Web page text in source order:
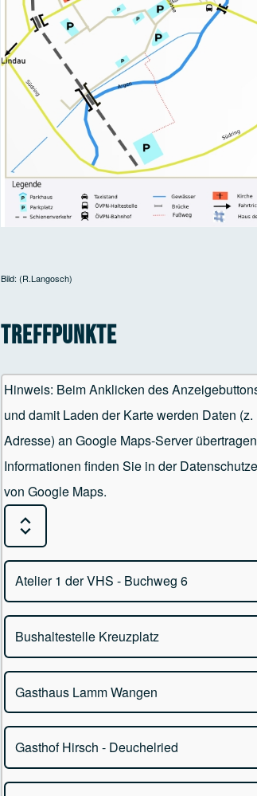
Bild: (R.Langosch)
Treffpunkte
Hinweis: Beim Anklicken des
und damit Laden der Karte werden Daten (z.
Adresse) an Google Maps-Server
Informationen finden Sie in der
von Google Maps.
Expand or Collapse all sections
Atelier 1 der VHS - Buchweg 6
Atelier 1 der VHS
Bushaltestelle Kreuzplatz
Kreuzplatz - 88239 Wangen im Allgäu
Gasthaus Lamm Wangen
Gasthaus Lamm Bindstr. 60
Gasthof Hirsch - Deuchelried